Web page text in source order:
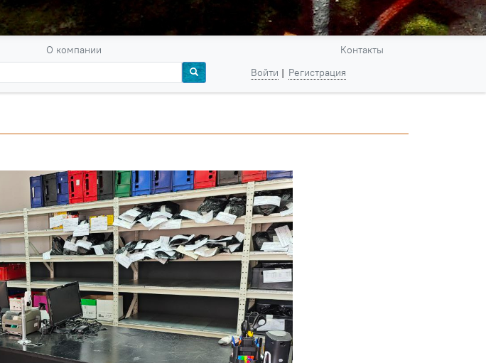
О компании
Контакты
Войти
Регистрация